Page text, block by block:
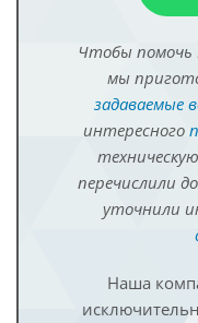
Чтобы помочь
мы
задаваемые
интересного
перечислили
уточнили
Наша